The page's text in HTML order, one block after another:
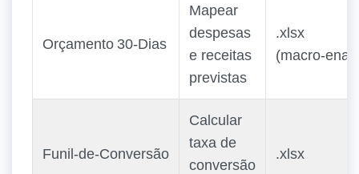
Orçamento 30‑Dias
Mapear
despesas
e receitas
previstas
.xlsx
Funil‑de‑Conversão
Calcular
taxa de
conversão
.xlsx